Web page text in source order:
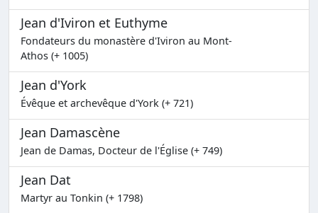
Jean d'Iviron et Euthyme
Fondateurs du monastère d'Iviron au Mont-
Athos (+ 1005)
Jean d'York
Évêque et archevêque d'York (+ 721)
Jean Damascène
Jean de Damas, Docteur de l'Église (+ 749)
Jean Dat
Martyr au Tonkin (+ 1798)